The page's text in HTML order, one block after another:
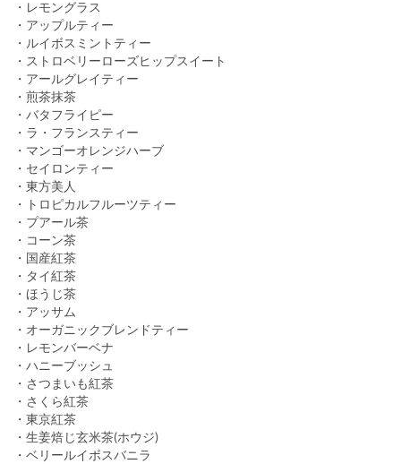
・レモングラス
・アップルティー
・ルイボスミントティー
・ストロベリーローズヒップスイート
・アールグレイティー
・煎茶抹茶
・バタフライピー
・ラ・フランスティー
・マンゴーオレンジハーブ
・セイロンティー
・東方美人
・トロピカルフルーツティー
・プアール茶
・コーン茶
・国産紅茶
・タイ紅茶
・ほうじ茶
・アッサム
・オーガニックブレンドティー
・レモンバーベナ
・ハニーブッシュ
・さつまいも紅茶
・さくら紅茶
・東京紅茶
・生姜焙じ玄米茶(ホウジ)
・ベリールイボスバニラ